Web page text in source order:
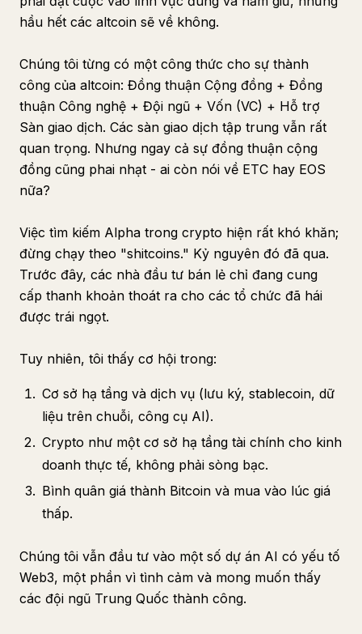
hầu hết các altcoin sẽ về không.
Chúng tôi từng có một công thức cho sự thành
công của altcoin: Đồng thuận Cộng đồng + Đồng
thuận Công nghệ + Đội ngũ + Vốn (VC) + Hỗ trợ
Sàn giao dịch. Các sàn giao dịch tập trung vẫn rất
quan trọng. Nhưng ngay cả sự đồng thuận cộng
đồng cũng phai nhạt - ai còn nói về ETC hay EOS
nữa?
Việc tìm kiếm Alpha trong crypto hiện rất khó khăn;
đừng chạy theo "shitcoins." Kỷ nguyên đó đã qua.
Trước đây, các nhà đầu tư bán lẻ chỉ đang cung
cấp thanh khoản thoát ra cho các tổ chức đã hái
được trái ngọt.
Tuy nhiên, tôi thấy cơ hội trong:
Cơ sở hạ tầng và dịch vụ (lưu ký, stablecoin, dữ
liệu trên chuỗi, công cụ AI).
Crypto như một cơ sở hạ tầng tài chính cho kinh
doanh thực tế, không phải sòng bạc.
Bình quân giá thành Bitcoin và mua vào lúc giá
thấp.
Chúng tôi vẫn đầu tư vào một số dự án AI có yếu tố
Web3, một phần vì tình cảm và mong muốn thấy
các đội ngũ Trung Quốc thành công.